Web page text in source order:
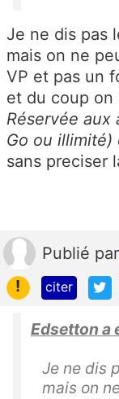
Je ne dis pas
mais on ne
VP et pas un
et du coup on
Réservée aux
Go ou
sans preciser
Publié par
!
citer
Edsetton a
Je ne dis
mais on